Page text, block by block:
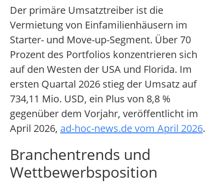
Der primäre Umsatztreiber ist die
Vermietung von Einfamilienhäusern im
Starter- und Move-up-Segment. Über 70
Prozent des Portfolios konzentrieren sich
auf den Westen der USA und Florida. Im
ersten Quartal 2026 stieg der Umsatz auf
734,11 Mio. USD, ein Plus von 8,8 %
gegenüber dem Vorjahr, veröffentlicht im
April 2026, ad-hoc-news.de vom April 2026.
Branchentrends und
Wettbewerbsposition